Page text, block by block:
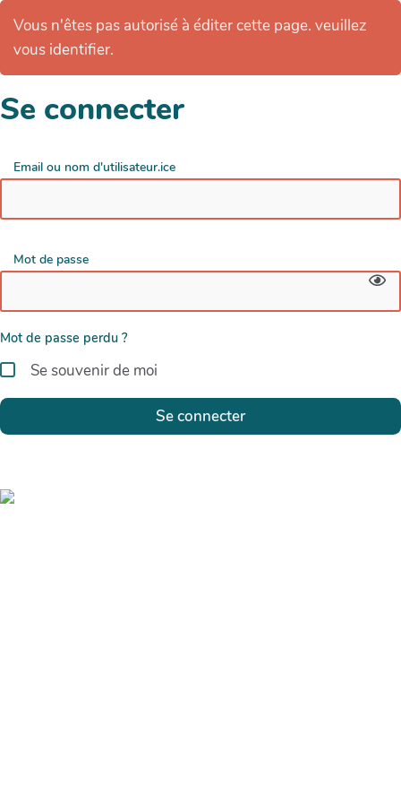
Vous n'êtes pas autorisé à éditer cette page. veuillez
vous identifier.
Se connecter
Email ou nom d'utilisateur.ice
Mot de passe
Mot de passe perdu ?
Se souvenir de moi
Se connecter